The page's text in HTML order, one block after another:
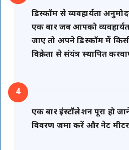
डिस्कॉम से व्यवहार्यता
एक बार जब आपको
जाए तो अपने डिस्कॉम में
विक्रेता से संयंत्र स्थापित
4
एक बार इंस्टॉलेशन पूरा हो
विवरण जमा करें और नेट